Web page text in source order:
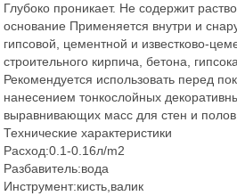
Глубоко проникает. Не содержит
основание Применяется внутри и
гипсовой, цементной и известково-
строительного кирпича, бетона,
Рекомендуется использовать перед
нанесением тонкослойных
выравнивающих масс для стен и
Технические характеристики
Расход:0.1-0.16л/m2
Разбавитель:вода
Инструмент:кисть,валик